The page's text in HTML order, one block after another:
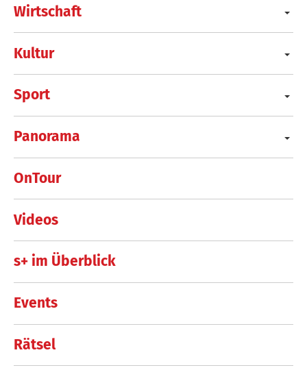
Wirtschaft
Kultur
Sport
Panorama
OnTour
Videos
s+ im Überblick
Events
Rätsel